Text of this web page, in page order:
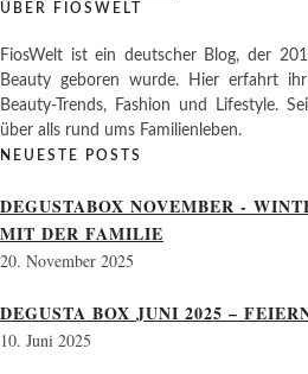
ÜBER FIOSWELT
FiosWelt ist ein deutscher Blog, der
Beauty geboren wurde. Hier erfahrt
Beauty-Trends, Fashion und Lifestyle.
über alls rund ums Familienleben.
NEUESTE POSTS
DEGUSTABOX NOVEMBER -
MIT DER FAMILIE
20. November 2025
DEGUSTA BOX JUNI 2025 –
10. Juni 2025